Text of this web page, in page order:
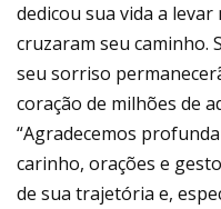
dedicou sua vida a
cruzaram seu caminho.
seu sorriso
coração de milhões de
“Agradecemos
carinho, orações e
de sua trajetória e,